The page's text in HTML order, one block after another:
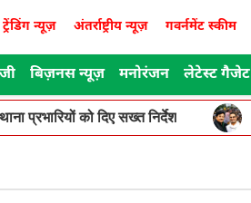
ट्रेंडिंग न्यूज़ अंतर्राष्ट्रीय न्यूज़ गवर्नमेंट स्कीम
बिज़नस न्यूज़ मनोरंजन लेटेस्ट गैजेट
प्रभारियों को दिए सख्त निर्देश